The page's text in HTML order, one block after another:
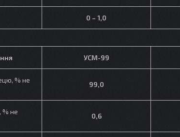
0 – 1,0
УСМ-99
% не
99,0
% не
0,6